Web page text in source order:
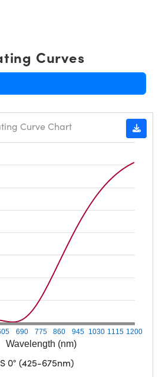
Curves
Wavelength (nm)
690 775 860 945 1030 1115 1200
Curve Chart
0° (425-675nm)